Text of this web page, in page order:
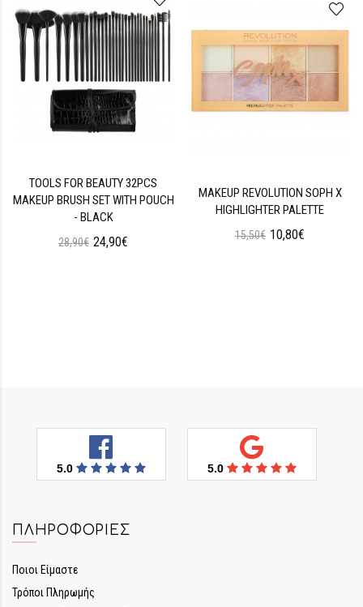
TOOLS FOR BEAUTY 32PCS
MAKEUP BRUSH SET WITH POUCH
- BLACK
28,90€ 24,90€
MAKEUP REVOLUTION SOPH X
HIGHLIGHTER PALETTE
15,50€ 10,80€
5.0 5.0
ΠΛΗΡΟΦΟΡΊΕΣ
Ποιοι Είμαστε
Τρόποι Πληρωμής